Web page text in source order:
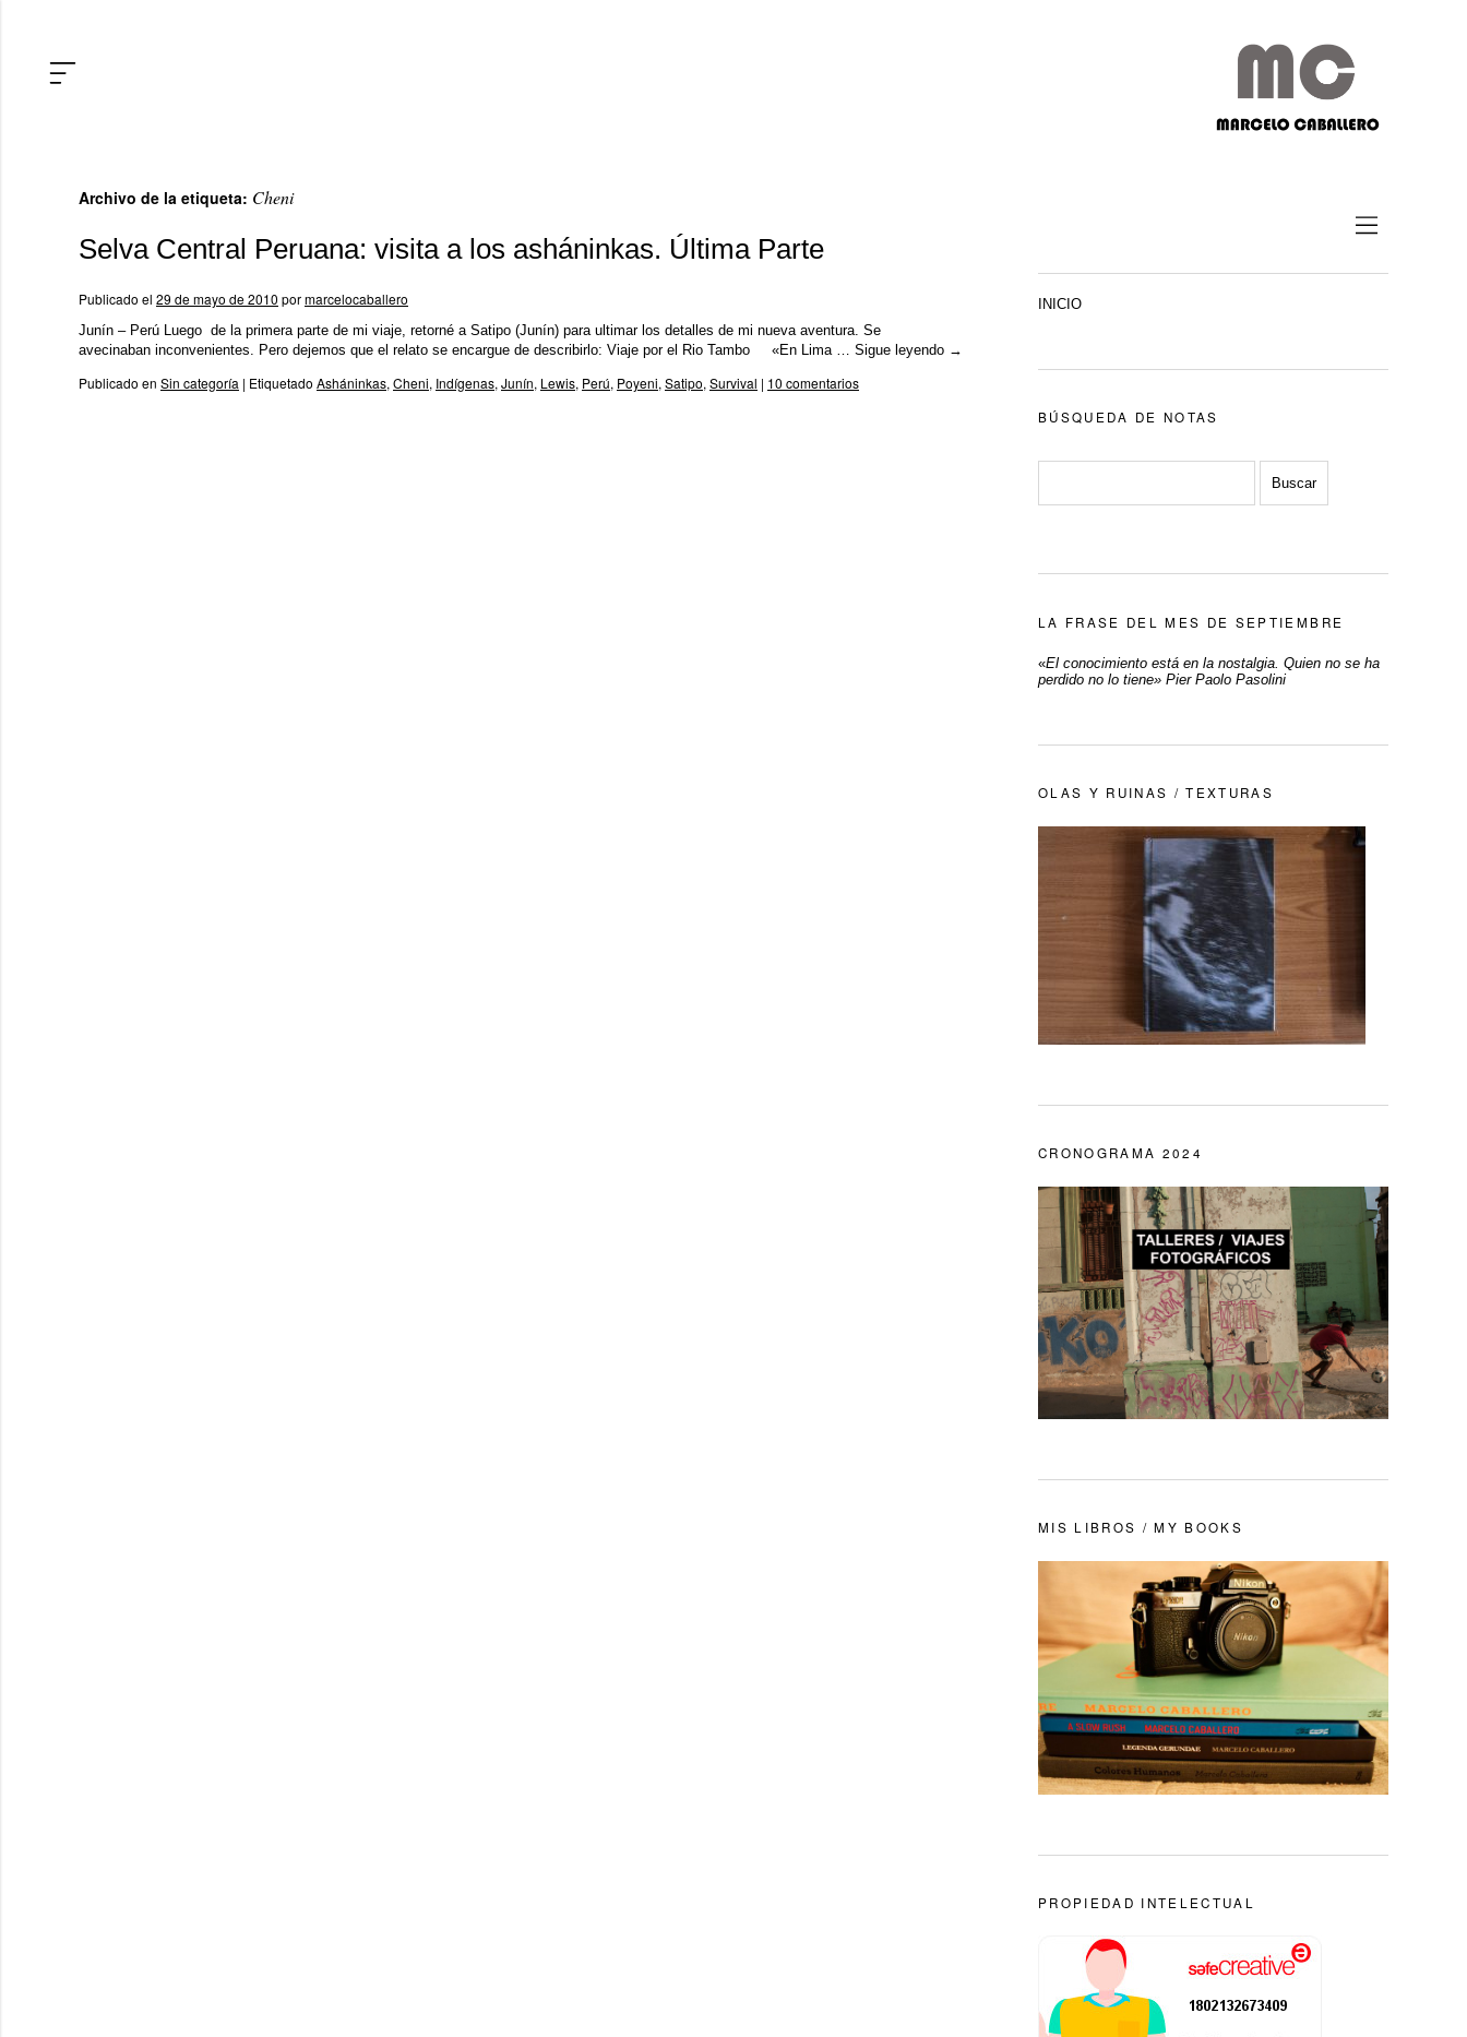
Archivo de la etiqueta: Cheni
Selva Central Peruana: visita a los asháninkas. Última Parte
Publicado el 29 de mayo de 2010 pormarcelocaballero
Junín – Perú Luego de la primera parte de mi viaje, retorné a Satipo (Junín) para ultimar los detalles de mi nueva aventura. Se
avecinaban inconvenientes. Pero dejemos que el relato se encargue de describirlo: Viaje por el Rio Tambo «En Lima … Sigue leyendo →
Publicado en Sin categoría | Etiquetado Asháninkas, Cheni, Indígenas, Junín, Lewis, Perú, Poyeni, Satipo, Survival | 10 comentarios
INICIO
BÚSQUEDA DE NOTAS
LA FRASE DEL MES DE SEPTIEMBRE
«El conocimiento está en la nostalgia. Quien no se ha
perdido no lo tiene» Pier Paolo Pasolini
OLAS Y RUINAS / TEXTURAS
CRONOGRAMA 2024
MIS LIBROS / MY BOOKS
PROPIEDAD INTELECTUAL